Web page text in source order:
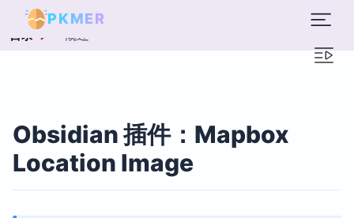
PKMER
目录 概述
Obsidian 插件：Mapbox
Location Image